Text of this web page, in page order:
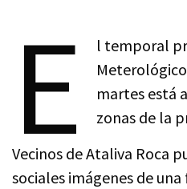
E
l temporal
martes está
zonas de la
Vecinos de Ataliva Roca
sociales imágenes de